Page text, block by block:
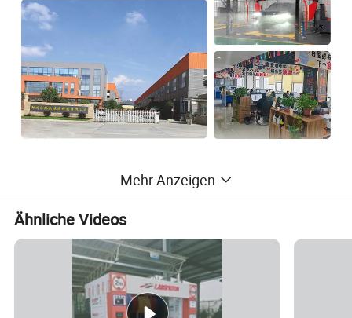
Mehr Anzeigen
Ähnliche Videos